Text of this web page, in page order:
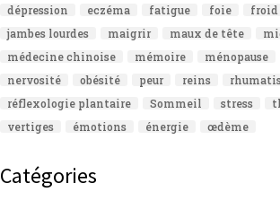
dépression
eczéma fatigue foie froid
jambes lourdes
maigrir maux de tête
médecine chinoise
mémoire ménopause
nervosité
obésité peur reins
réflexologie plantaire
Sommeil stress
vertiges
émotions énergie œdème
Catégories